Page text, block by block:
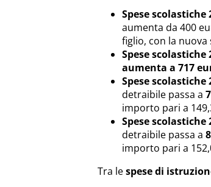
Spese scolastiche
aumenta da 400
figlio, con la nuova
Spese scolastiche
aumenta a 717
Spese scolastiche
detraibile passa a
importo pari a
Spese scolastiche
detraibile passa a
importo pari a
Tra lespese di